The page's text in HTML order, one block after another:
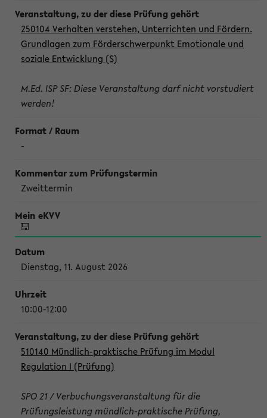
250104 Verhalten verstehen, Unterrichten und Fördern.
Grundlagen zum Förderschwerpunkt Emotionale und
soziale Entwicklung (S)
M.Ed. ISP SF: Diese Veranstaltung darf nicht vorstudiert
werden!
-
Zweittermin
Dienstag, 11. August 2026
10:00-12:00
510140 Mündlich-praktische Prüfung im Modul
Regulation I (Prüfung)
SPO 21 / Verbuchungsveranstaltung für die
Prüfungsleistung mündlich-praktische Prüfung,